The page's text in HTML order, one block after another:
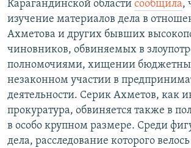
Карагандинской области сообщила,
изучение материалов дела в
Ахметова и других бывших
чиновников, обвиняемых в
полномочиями, хищении
незаконном участии в
деятельности. Серик Ахметов, как
прокуратура, обвиняется также в
в особо крупном размере. Среди
дела, расследование которого